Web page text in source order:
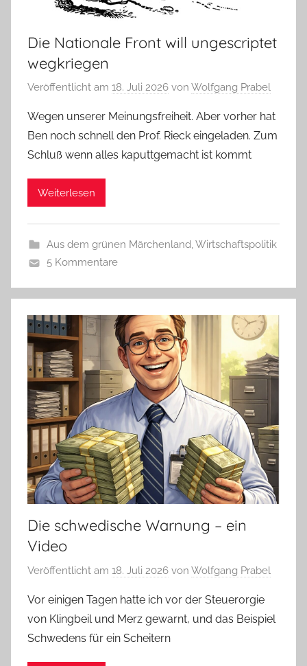
Die Nationale Front will ungescriptet
wegkriegen
Veröffentlicht am 18. Juli 2026 von Wolfgang Prabel
Wegen unserer Meinungsfreiheit. Aber vorher hat
Ben noch schnell den Prof. Rieck eingeladen. Zum
Schluß wenn alles kaputtgemacht ist kommt
Weiterlesen
Aus dem grünen Märchenland,Wirtschaftspolitik
5 Kommentare
Die schwedische Warnung – ein
Video
Veröffentlicht am 18. Juli 2026 von Wolfgang Prabel
Vor einigen Tagen hatte ich vor der Steuerorgie
von Klingbeil und Merz gewarnt, und das Beispiel
Schwedens für ein Scheitern